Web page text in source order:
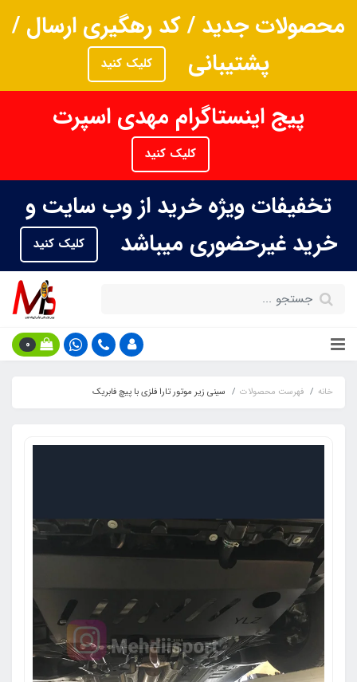
محصولات جدید / کد رهگیری ارسال /
پشتیبانی
کلیک کنید
پیج اینستاگرام مهدی اسپرت
کلیک کنید
تخفیفات ویژه خرید از وب سایت و
خرید غیرحضوری میباشد
کلیک کنید
0
خانه فهرست محصولات سینی زیر موتور تارا فلزی با پیچ فابریک